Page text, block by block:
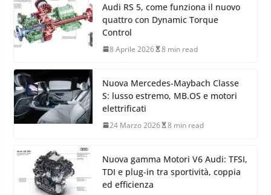
Audi RS 5, come funziona il nuovo
quattro con Dynamic Torque
Control
8 Aprile 2026 8 min read
Nuova Mercedes-Maybach Classe
S: lusso estremo, MB.OS e motori
elettrificati
24 Marzo 2026 8 min read
Nuova gamma Motori V6 Audi: TFSI,
TDI e plug-in tra sportività, coppia
ed efficienza